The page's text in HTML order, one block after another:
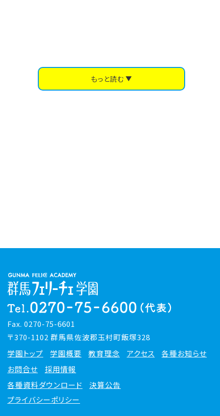
もっと読む
Fax. 0270-75-6601
〒370-1102 群馬県佐波郡玉村町飯塚328
プライバシーポリシー
学園トップ 学園概要 教育理念 アクセス
各種お知らせ
お問合せ
採用情報
各種資料ダウンロード
決算公告